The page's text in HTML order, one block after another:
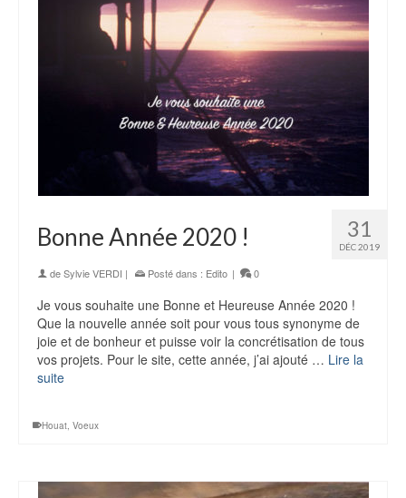
31
DÉC 2019
Bonne Année 2020 !
deSylvie VERDI | Posté dans : Edito | 0
Je vous souhaite une Bonne et Heureuse Année 2020 !
Que la nouvelle année soit pour vous tous synonyme de
joie et de bonheur et puisse voir la concrétisation de tous
vos projets. Pour le site, cette année, j’ai ajouté … Lire la
suite
Houat Voeux